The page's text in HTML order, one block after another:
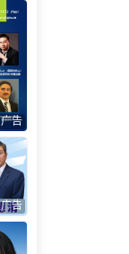
广告
广告